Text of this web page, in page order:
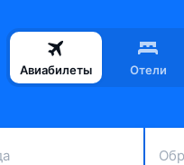
Авиабилеты Отели